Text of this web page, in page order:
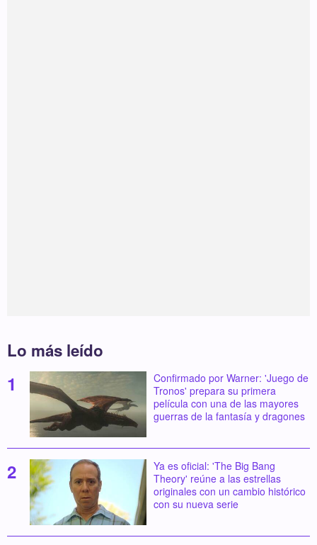
Lo más leído
Confirmado por Warner: 'Juego de
Tronos' prepara su primera
película con una de las mayores
guerras de la fantasía y dragones
Ya es oficial: 'The Big Bang
Theory' reúne a las estrellas
originales con un cambio histórico
con su nueva serie